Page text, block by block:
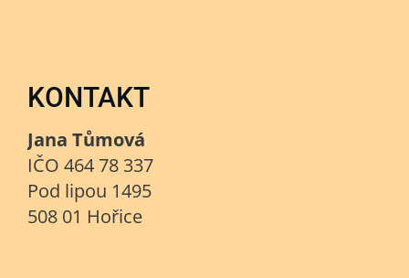
KONTAKT
Jana Tůmová
IČO 464 78 337
Pod lipou 1495
508 01 Hořice